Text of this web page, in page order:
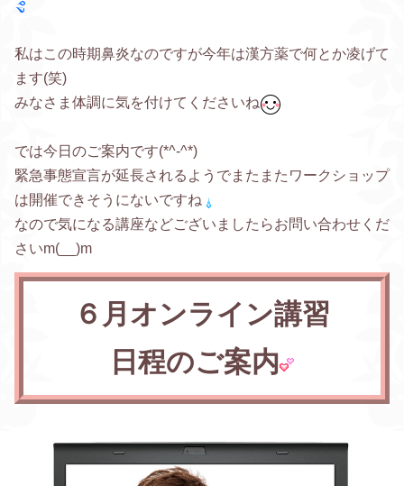
私はこの時期鼻炎なのですが今年は漢方薬で何とか凌げて
ます(笑)
みなさま体調に気を付けてくださいね
では今日のご案内です(*^-^*)
緊急事態宣言が延長されるようでまたまたワークショップ
は開催できそうにないですね
なので気になる講座などございましたらお問い合わせくだ
さいm(__)m
６月オンライン講習
日程のご案内